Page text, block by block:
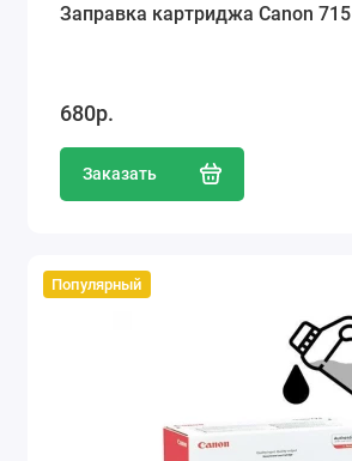
Заправка картриджа Canon 715
680р.
Заказать
Популярный